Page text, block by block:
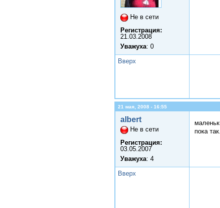
Не в сети
Регистрация:
21.03.2008
Уважуха: 0
Вверх
21 мая, 2008 - 16:55
albert
Не в сети
Регистрация:
03.05.2007
Уважуха: 4
пока
Вверх